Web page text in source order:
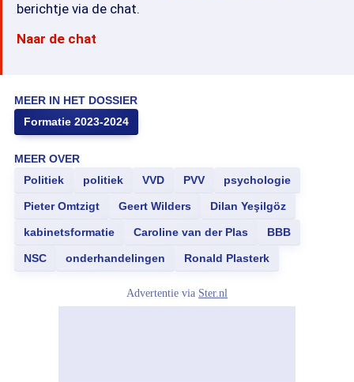
berichtje via de chat.
Naar de chat
MEER IN HET DOSSIER
Formatie 2023-2024
MEER OVER
Politiek
politiek VVD PVV psychologie
Pieter Omtzigt Geert Wilders Dilan Yeşilgöz
kabinetsformatie Caroline van der Plas BBB
NSC onderhandelingen Ronald Plasterk
Advertentie via Ster.nl